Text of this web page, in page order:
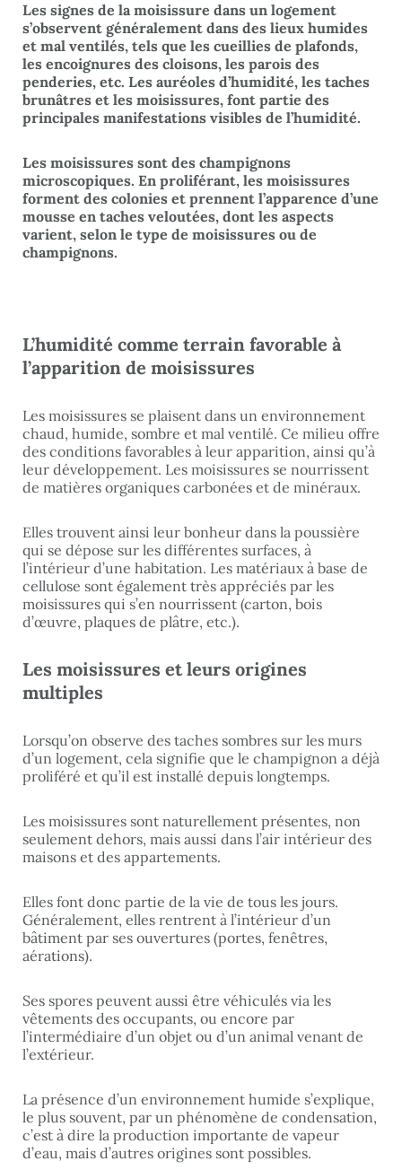
Les signes de la moisissure dans un logement
s’observent généralement dans des lieux humides
et mal ventilés, tels que les cueillies de plafonds,
les encoignures des cloisons, les parois des
penderies, etc. Les auréoles d’humidité, les taches
brunâtres et les moisissures, font partie des
principales manifestations visibles de l’humidité.
Les moisissures sont des champignons
microscopiques. En proliférant, les moisissures
forment des colonies et prennent l’apparence d’une
mousse en taches veloutées, dont les aspects
varient, selon le type de moisissures ou de
champignons.
L’humidité comme terrain favorable à
l’apparition de moisissures
Les moisissures se plaisent dans un environnement
chaud, humide, sombre et mal ventilé. Ce milieu offre
des conditions favorables à leur apparition, ainsi qu’à
leur développement. Les moisissures se nourrissent
de matières organiques carbonées et de minéraux.
Elles trouvent ainsi leur bonheur dans la poussière
qui se dépose sur les différentes surfaces, à
l’intérieur d’une habitation. Les matériaux à base de
cellulose sont également très appréciés par les
moisissures qui s’en nourrissent (carton, bois
d’œuvre, plaques de plâtre, etc.).
Les moisissures et leurs origines
multiples
Lorsqu’on observe des taches sombres sur les murs
d’un logement, cela signifie que le champignon a déjà
proliféré et qu’il est installé depuis longtemps.
Les moisissures sont naturellement présentes, non
seulement dehors, mais aussi dans l’air intérieur des
maisons et des appartements.
Elles font donc partie de la vie de tous les jours.
Généralement, elles rentrent à l’intérieur d’un
bâtiment par ses ouvertures (portes, fenêtres,
aérations).
Ses spores peuvent aussi être véhiculés via les
vêtements des occupants, ou encore par
l’intermédiaire d’un objet ou d’un animal venant de
l’extérieur.
La présence d’un environnement humide s’explique,
le plus souvent, par un phénomène de condensation,
c’est à dire la production importante de vapeur
d’eau, mais d’autres origines sont possibles.